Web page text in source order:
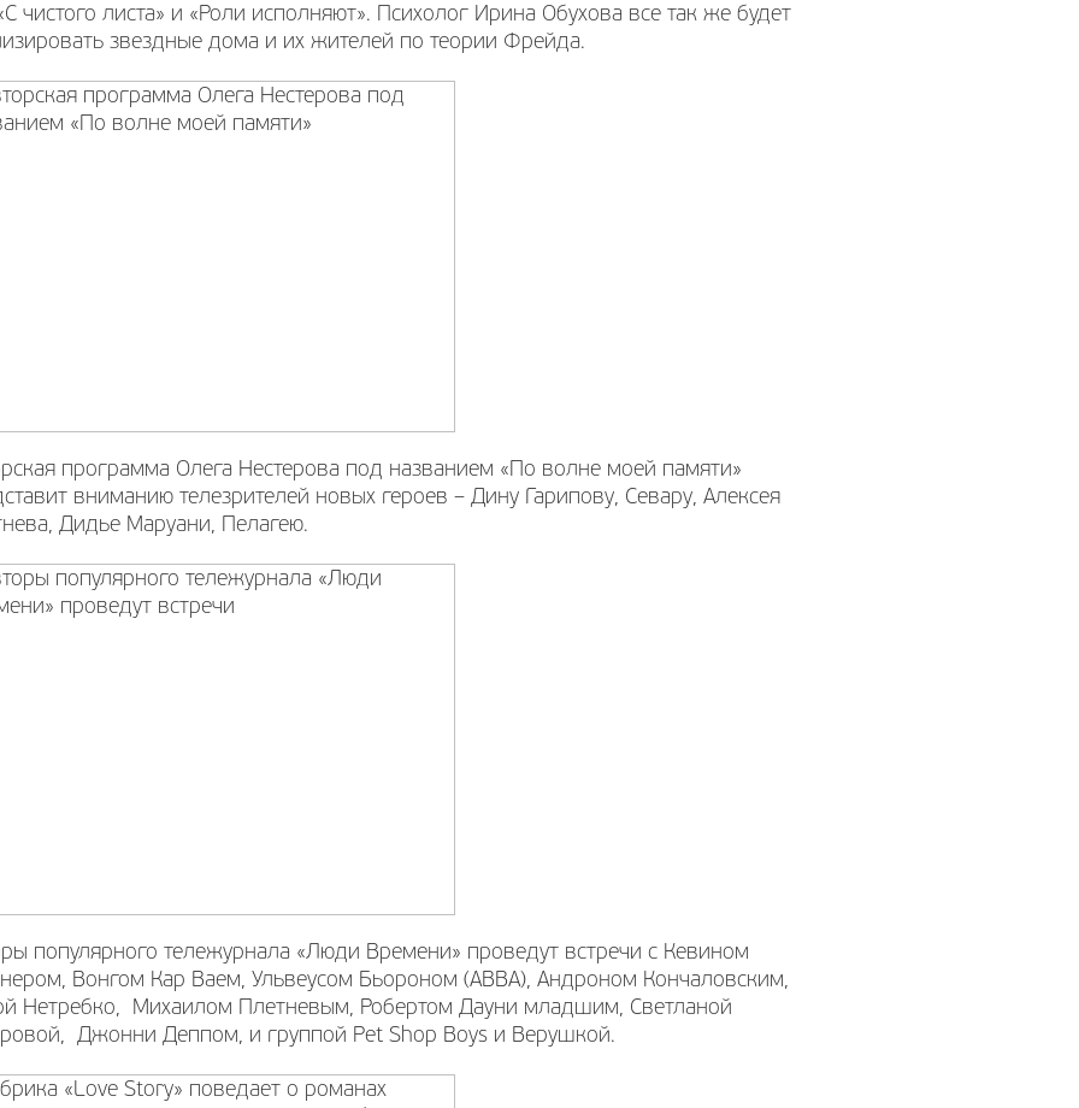
чистого листа» и «Роли исполняют». Психолог Ирина Обухова все так же будет
звездные дома и их жителей по теории Фрейда.
программа Олега Нестерова под названием «По волне моей памяти»
вниманию телезрителей новых героев – Дину Гарипову, Севару, Алексея
Дидье Маруани, Пелагею.
популярного тележурнала «Люди Времени» проведут встречи с Кевином
Вонгом Кар Ваем, Ульвеусом Бьороном (ABBA), Андроном Кончаловским,
Нетребко, Михаилом Плетневым, Робертом Дауни младшим, Светланой
Джонни Деппом, и группой Pet Shop Boys и Верушкой.